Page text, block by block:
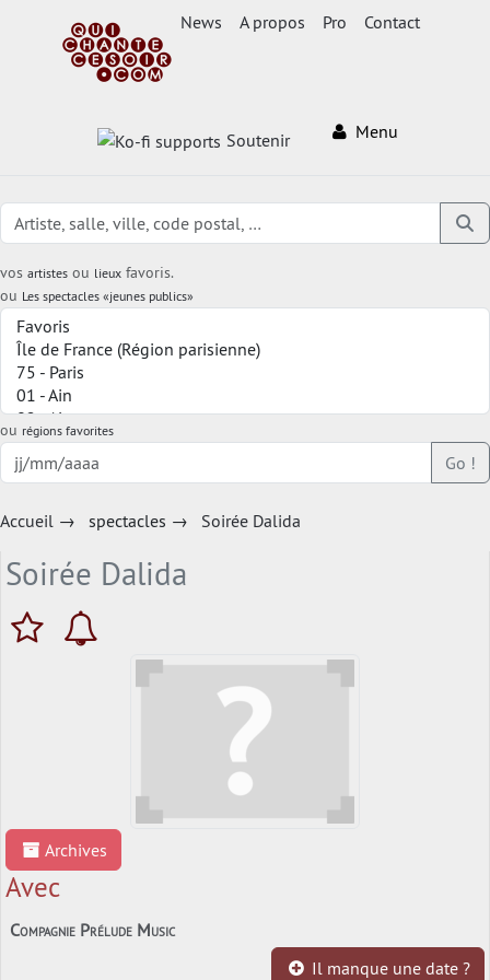
News A propos Pro Contact
Soutenir Menu
vos artistes ou lieux favoris.
ou Les spectacles «jeunes publics»
ou régions favorites
Go !
Accueil → spectacles → Soirée Dalida
Soirée Dalida
Archives
Avec
Compagnie Prélude Music
Il manque une date ?